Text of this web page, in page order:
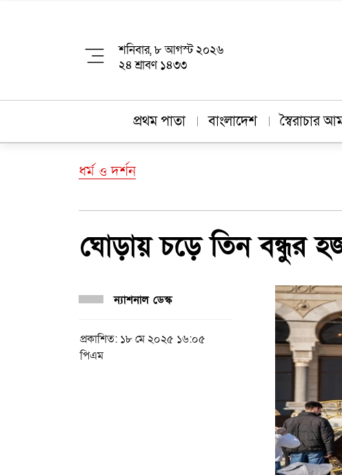
শনিবার, ৮ আগস্ট ২০২৬
২৪ শ্রাবণ ১৪৩৩
প্রথম পাতা বাংলাদেশ স্বৈরাচার
ধর্ম ও দর্শন
ঘোড়ায় চড়ে তিন বন্ধুর
ন্যাশনাল ডেস্ক
প্রকাশিত: ১৮ মে ২০২৫ ১৬:০৫
পিএম